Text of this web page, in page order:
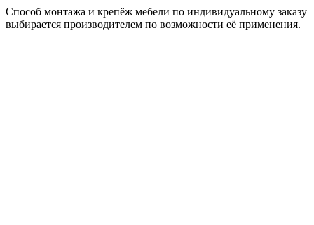
Способ монтажа и крепёж мебели по индивидуальному заказу
выбирается производителем по возможности её применения.